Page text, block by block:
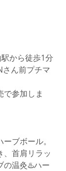
から徒歩1分
さん前プチマ
で参加しま
ブボール。
、首肩リラッ
の温灸♨️ハー